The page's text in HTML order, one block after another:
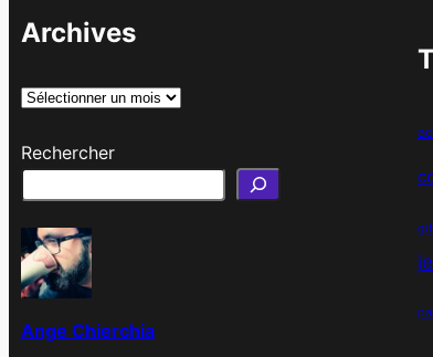
Archives
A
c
e
s
Rechercher
Ange Chierchia
git